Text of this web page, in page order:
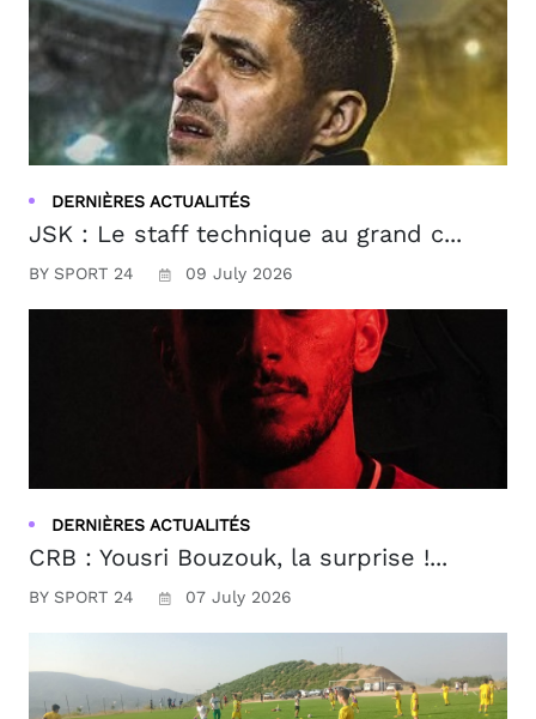
DERNIÈRES ACTUALITÉS
JSK : Le staff technique au grand c...
BY SPORT 24 09 July 2026
DERNIÈRES ACTUALITÉS
CRB : Yousri Bouzouk, la surprise !...
BY SPORT 24 07 July 2026